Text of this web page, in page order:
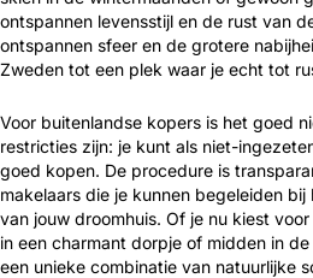
ontspannen levensstijl en de rust van
ontspannen sfeer en de grotere
Zweden tot een plek waar je echt tot
Voor buitenlandse kopers is het goed
restricties zijn: je kunt als niet-
goed kopen. De procedure is
makelaars die je kunnen begeleiden
van jouw droomhuis. Of je nu kiest
in een charmant dorpje of midden in
een unieke combinatie van natuurlijke